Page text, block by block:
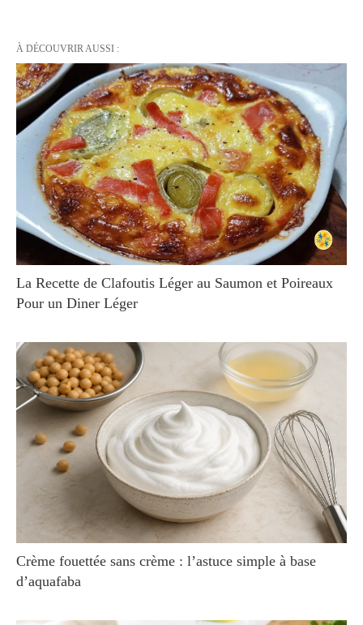
À DÉCOUVRIR AUSSI :
La Recette de Clafoutis Léger au Saumon et Poireaux
Pour un Diner Léger
Crème fouettée sans crème : l’astuce simple à base
d’aquafaba